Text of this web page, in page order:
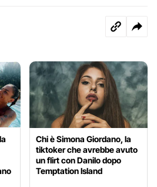
Chi è Simona Giordano, la
tiktoker che avrebbe avuto
un flirt con Danilo dopo
Temptation Island